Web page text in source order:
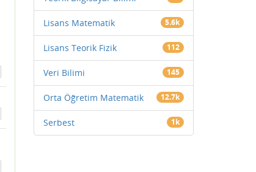
Lisans Matematik 5.6k
Lisans Teorik Fizik 112
Veri Bilimi 145
Orta Öğretim Matematik 12.7k
Serbest 1k